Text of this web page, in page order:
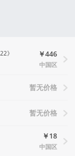
》
￥446
中国区
暂无价格
暂无价格
￥18
中国区